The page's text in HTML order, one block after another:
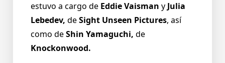
estuvo a cargo de Eddie Vaisman yJulia
Lebedev, deSight Unseen Pictures, así
como deShin Yamaguchi, de
Knockonwood.